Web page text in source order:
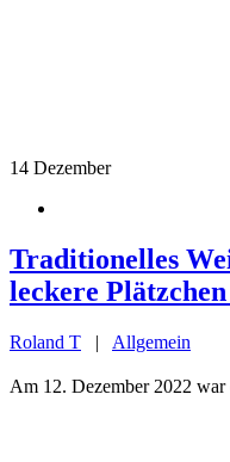
14 Dezember
Traditionelles
leckere
Roland T | Allgemein
Am 12. Dezember 2022